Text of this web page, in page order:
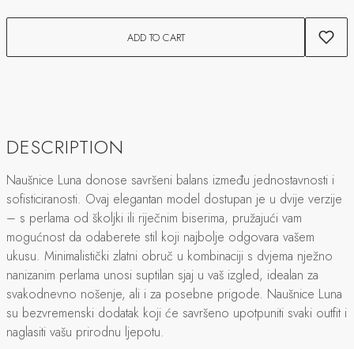
ADD TO CART
DESCRIPTION
Naušnice Luna donose savršeni balans između jednostavnosti i
sofisticiranosti. Ovaj elegantan model dostupan je u dvije verzije
– s perlama od školjki ili riječnim biserima, pružajući vam
mogućnost da odaberete stil koji najbolje odgovara vašem
ukusu. Minimalistički zlatni obruč u kombinaciji s dvjema nježno
nanizanim perlama unosi suptilan sjaj u vaš izgled, idealan za
svakodnevno nošenje, ali i za posebne prigode. Naušnice Luna
su bezvremenski dodatak koji će savršeno upotpuniti svaki outfit i
naglasiti vašu prirodnu ljepotu.